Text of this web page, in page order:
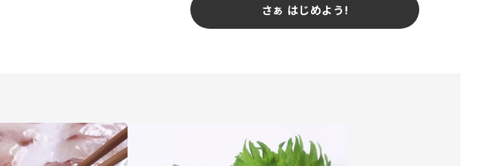
さぁ はじめよう!